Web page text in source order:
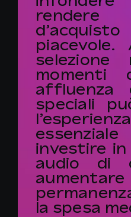
rendere
selezione
momenti
speciali
investire
audio di
la spesa